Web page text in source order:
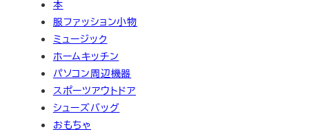
本
服ファッション小物
ミュージック
ホームキッチン
パソコン周辺機器
スポーツアウトドア
シューズバッグ
おもちゃ